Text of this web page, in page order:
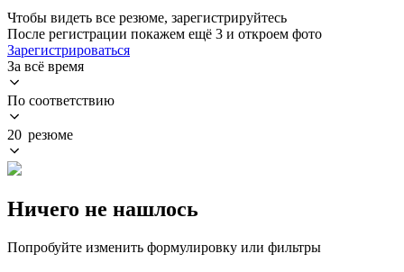
Чтобы видеть все резюме, зарегистрируйтесь
После регистрации покажем ещё 3 и откроем фото
Зарегистрироваться
За всё время
По соответствию
20 резюме
Ничего не нашлось
Попробуйте изменить формулировку или фильтры